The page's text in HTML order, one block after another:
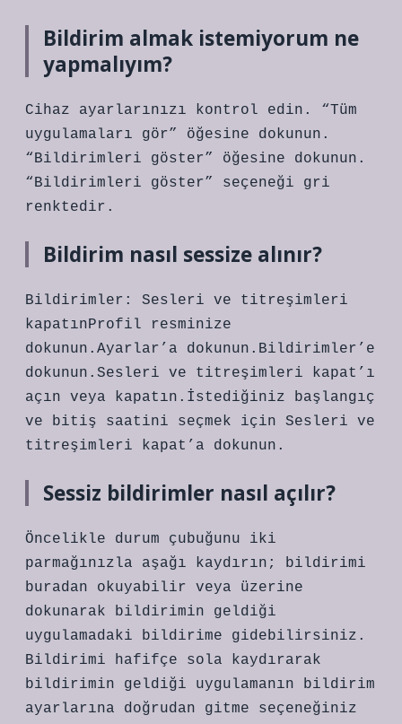
Bildirim almak istemiyorum ne
yapmalıyım?
Cihaz ayarlarınızı kontrol edin. “Tüm
uygulamaları gör” öğesine dokunun.
“Bildirimleri göster” öğesine dokunun.
“Bildirimleri göster” seçeneği gri
renktedir.
Bildirim nasıl sessize alınır?
Bildirimler: Sesleri ve titreşimleri
kapatınProfil resminize
dokunun.Ayarlar’a dokunun.Bildirimler’e
dokunun.Sesleri ve titreşimleri kapat’ı
açın veya kapatın.İstediğiniz başlangıç
​​ve bitiş saatini seçmek için Sesleri ve
titreşimleri kapat’a dokunun.
Sessiz bildirimler nasıl açılır?
Öncelikle durum çubuğunu iki
parmağınızla aşağı kaydırın; bildirimi
buradan okuyabilir veya üzerine
dokunarak bildirimin geldiği
uygulamadaki bildirime gidebilirsiniz.
Bildirimi hafifçe sola kaydırarak
bildirimin geldiği uygulamanın bildirim
ayarlarına doğrudan gitme seçeneğiniz